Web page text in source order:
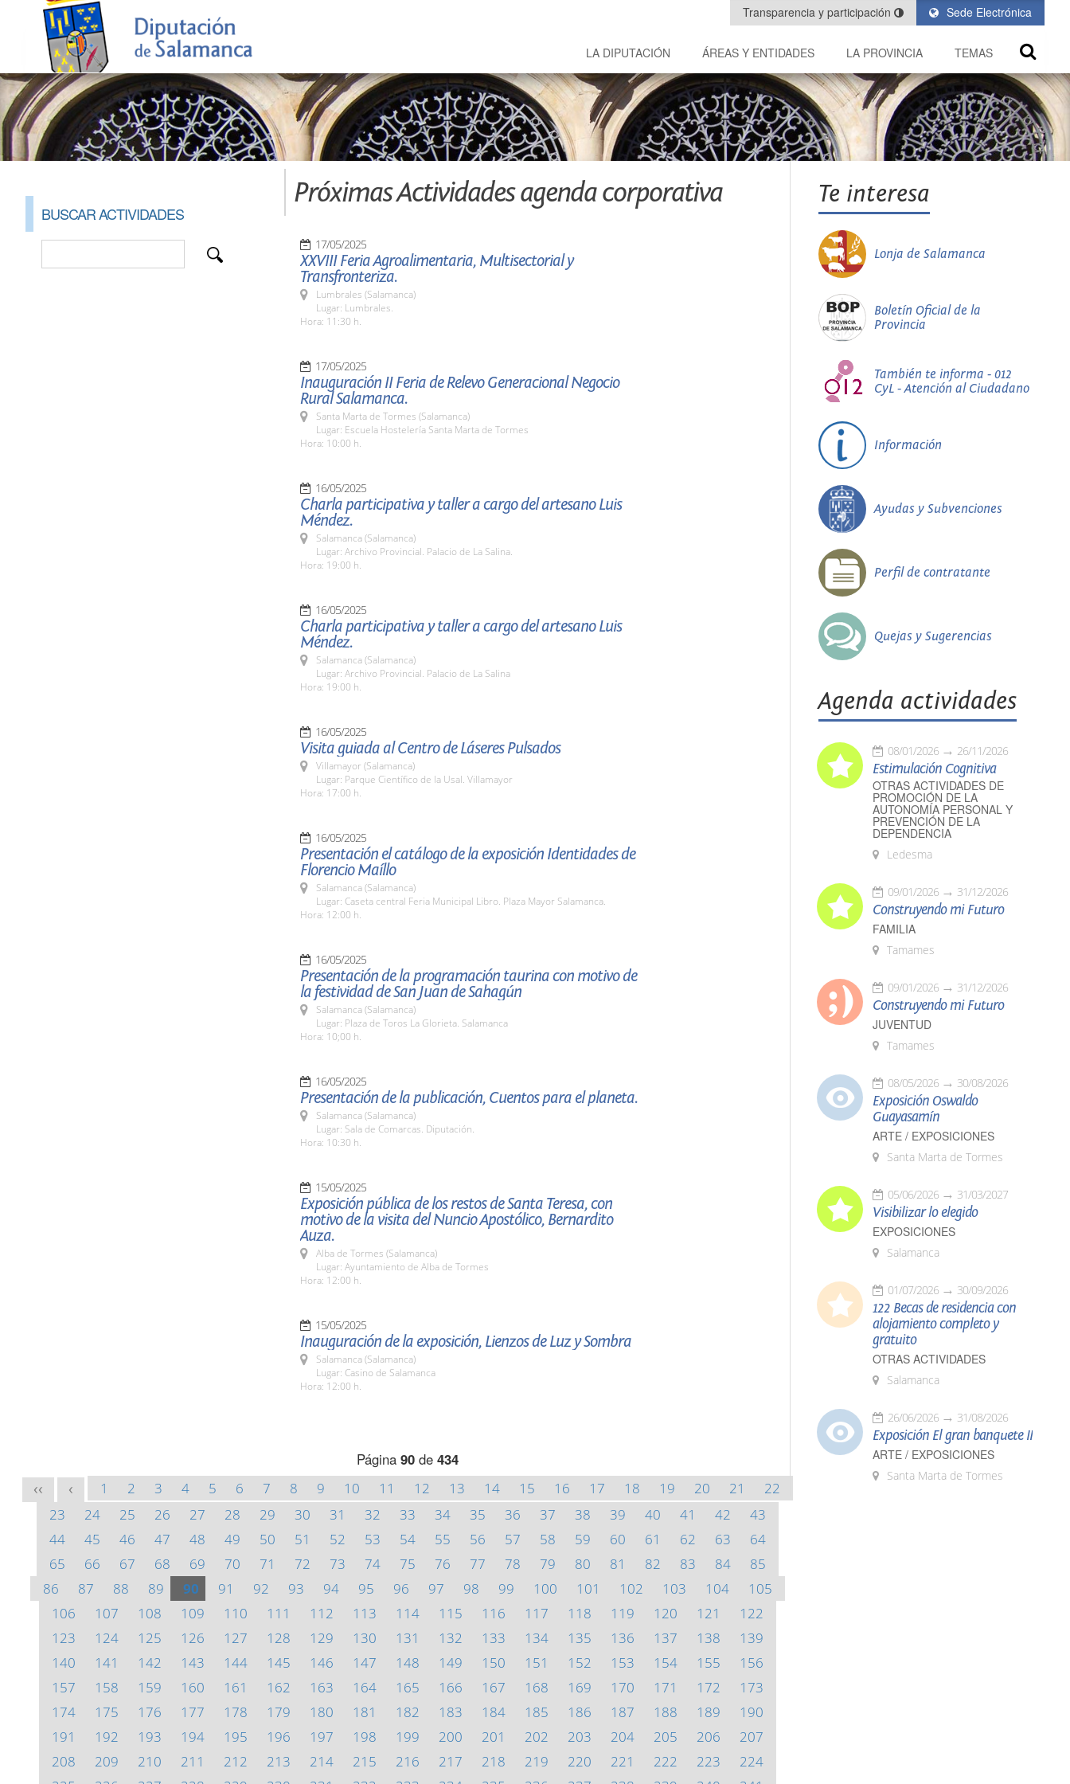
Sede Electrónica
Transparencia y participación
LA DIPUTACIÓN ÁREAS Y ENTIDADES LA PROVINCIA TEMAS
BUSCAR ACTIVIDADES
Próximas Actividades agenda corporativa
17/05/2025
XXVIII Feria Agroalimentaria, Multisectorial y
Transfronteriza.
Lumbrales (Salamanca)
Lugar: Lumbrales.
Hora: 11:30 h.
17/05/2025
Inauguración II Feria de Relevo Generacional Negocio
Rural Salamanca.
Santa Marta de Tormes (Salamanca)
Lugar: Escuela Hostelería Santa Marta de Tormes
Hora: 10:00 h.
16/05/2025
Charla participativa y taller a cargo del artesano Luis
Méndez.
Salamanca (Salamanca)
Lugar: Archivo Provincial. Palacio de La Salina.
Hora: 19:00 h.
16/05/2025
Charla participativa y taller a cargo del artesano Luis
Méndez.
Salamanca (Salamanca)
Lugar: Archivo Provincial. Palacio de La Salina
Hora: 19:00 h.
16/05/2025
Visita guiada al Centro de Láseres Pulsados
Villamayor (Salamanca)
Lugar: Parque Científico de la Usal. Villamayor
Hora: 17:00 h.
16/05/2025
Presentación el catálogo de la exposición Identidades de
Florencio Maíllo
Salamanca (Salamanca)
Lugar: Caseta central Feria Municipal Libro. Plaza Mayor Salamanca.
Hora: 12:00 h.
16/05/2025
Presentación de la programación taurina con motivo de
la festividad de San Juan de Sahagún
Salamanca (Salamanca)
Lugar: Plaza de Toros La Glorieta. Salamanca
Hora: 10;00 h.
16/05/2025
Presentación de la publicación, Cuentos para el planeta.
Salamanca (Salamanca)
Lugar: Sala de Comarcas. Diputación.
Hora: 10:30 h.
15/05/2025
Exposición pública de los restos de Santa Teresa, con
motivo de la visita del Nuncio Apostólico, Bernardito
Auza.
Alba de Tormes (Salamanca)
Lugar: Ayuntamiento de Alba de Tormes
Hora: 12:00 h.
15/05/2025
Inauguración de la exposición, Lienzos de Luz y Sombra
Salamanca (Salamanca)
Lugar: Casino de Salamanca
Hora: 12:00 h.
Página 90 de 434
<< < 1 2 3 4 5 6 7 8 9 10 11 12 13 14 15 16 17 18 19 20 21
22
23
24 25 26 27 28 29 30 31 32 33 34 35 36 37 38 39 40 41 42
43
44
45 46 47 48 49 50 51 52 53 54 55 56 57 58 59 60 61 62 63
64
65
66 67 68 69 70 71 72 73 74 75 76 77 78 79 80 81 82 83 84
85
86
87 88 89 90 91 92 93 94 95 96 97 98 99 100 101 102 103 104
105
106
107 108 109 110 111 112 113 114 115 116 117 118 119 120 121
122
123
124 125 126 127 128 129 130 131 132 133 134 135 136 137 138
139
140
141 142 143 144 145 146 147 148 149 150 151 152 153 154 155
156
157
158 159 160 161 162 163 164 165 166 167 168 169 170 171 172
173
174
175 176 177 178 179 180 181 182 183 184 185 186 187 188 189
190
191
192 193 194 195 196 197 198 199 200 201 202 203 204 205 206
207
208
209 210 211 212 213 214 215 216 217 218 219 220 221 222 223
224
Te interesa
Lonja de Salamanca
Boletín Oficial de la
Provincia
También te informa - 012
CyL - Atención al Ciudadano
Información
Ayudas y Subvenciones
Perfil de contratante
Quejas y Sugerencias
Agenda actividades
08/01/2026 26/11/2026
Estimulación Cognitiva
OTRAS ACTIVIDADES DE
PROMOCIÓN DE LA
AUTONOMÍA PERSONAL Y
PREVENCIÓN DE LA
DEPENDENCIA
Ledesma
09/01/2026 31/12/2026
Construyendo mi Futuro
FAMILIA
Tamames
09/01/2026 31/12/2026
Construyendo mi Futuro
JUVENTUD
Tamames
08/05/2026 30/08/2026
Exposición Oswaldo
Guayasamín
ARTE / EXPOSICIONES
Santa Marta de Tormes
05/06/2026 31/03/2027
Visibilizar lo elegido
EXPOSICIONES
Salamanca
01/07/2026 30/09/2026
122 Becas de residencia con
alojamiento completo y
gratuito
OTRAS ACTIVIDADES
Salamanca
26/06/2026 31/08/2026
Exposición El gran banquete II
ARTE / EXPOSICIONES
Santa Marta de Tormes